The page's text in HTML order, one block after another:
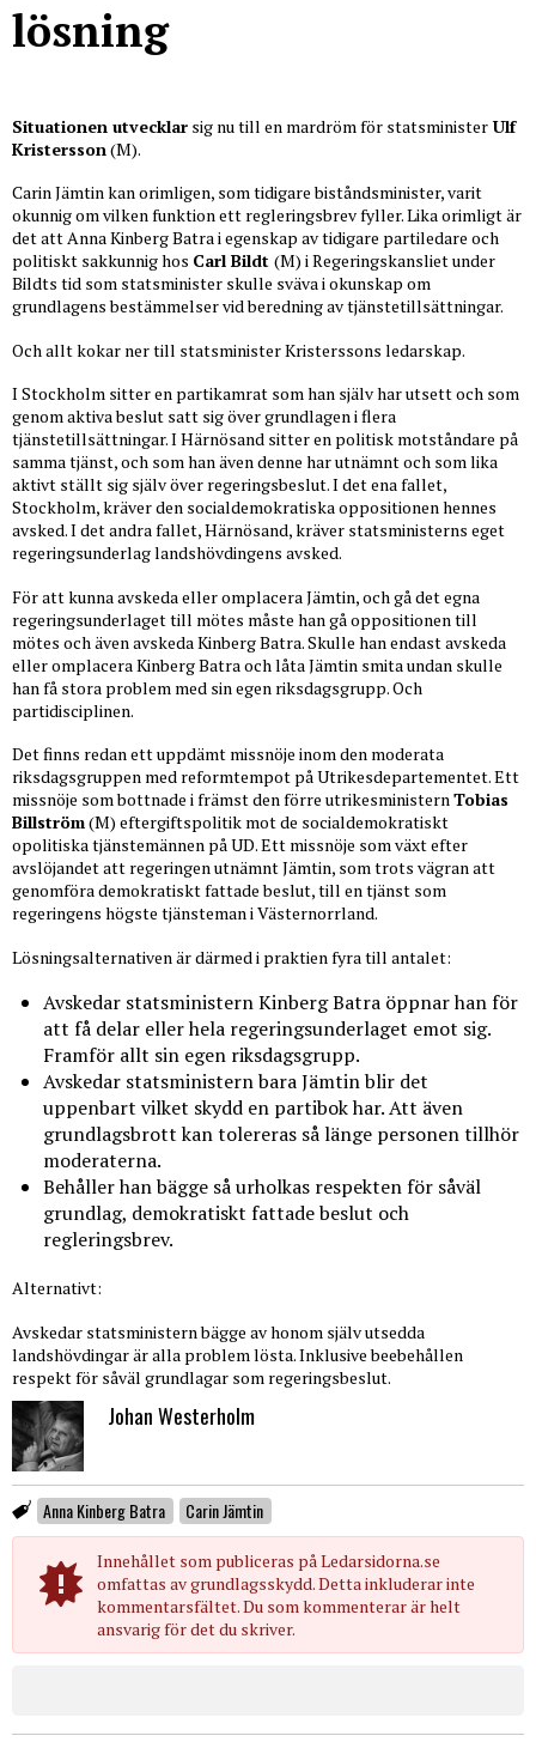
lösning
Situationen utvecklar sig nu till en mardröm för statsministerUlf
Kristersson (M).
Carin Jämtin kan orimligen, som tidigare biståndsminister, varit
okunnig om vilken funktion ett regleringsbrev fyller. Lika orimligt är
det att Anna Kinberg Batra i egenskap av tidigare partiledare och
politiskt sakkunnig hos Carl Bildt (M) i Regeringskansliet under
Bildts tid som statsminister skulle sväva i okunskap om
grundlagens bestämmelser vid beredning av tjänstetillsättningar.
Och allt kokar ner till statsminister Kristerssons ledarskap.
I Stockholm sitter en partikamrat som han själv har utsett och som
genom aktiva beslut satt sig över grundlagen i flera
tjänstetillsättningar. I Härnösand sitter en politisk motståndare på
samma tjänst, och som han även denne har utnämnt och som lika
aktivt ställt sig själv över regeringsbeslut. I det ena fallet,
Stockholm, kräver den socialdemokratiska oppositionen hennes
avsked. I det andra fallet, Härnösand, kräver statsministerns eget
regeringsunderlag landshövdingens avsked.
För att kunna avskeda eller omplacera Jämtin, och gå det egna
regeringsunderlaget till mötes måste han gå oppositionen till
mötes och även avskeda Kinberg Batra. Skulle han endast avskeda
eller omplacera Kinberg Batra och låta Jämtin smita undan skulle
han få stora problem med sin egen riksdagsgrupp. Och
partidisciplinen.
Det finns redan ett uppdämt missnöje inom den moderata
riksdagsgruppen med reformtempot på Utrikesdepartementet. Ett
missnöje som bottnade i främst den förre utrikesministernTobias
Billström(M) eftergiftspolitik mot de socialdemokratiskt
opolitiska tjänstemännen på UD. Ett missnöje som växt efter
avslöjandet att regeringen utnämnt Jämtin, som trots vägran att
genomföra demokratiskt fattade beslut, till en tjänst som
regeringens högste tjänsteman i Västernorrland.
Lösningsalternativen är därmed i praktien fyra till antalet:
Avskedar statsministern Kinberg Batra öppnar han för
att få delar eller hela regeringsunderlaget emot sig.
Framför allt sin egen riksdagsgrupp.
Avskedar statsministern bara Jämtin blir det
uppenbart vilket skydd en partibok har. Att även
grundlagsbrott kan tolereras så länge personen tillhör
moderaterna.
Behåller han bägge så urholkas respekten för såväl
grundlag, demokratiskt fattade beslut och
regleringsbrev.
Alternativt:
Avskedar statsministern bägge av honom själv utsedda
landshövdingar är alla problem lösta. Inklusive beebehållen
respekt för såväl grundlagar som regeringsbeslut.
Johan Westerholm
Anna Kinberg Batra Carin Jämtin
Innehållet som publiceras på Ledarsidorna.se
omfattas av grundlagsskydd. Detta inkluderar inte
kommentarsfältet. Du som kommenterar är helt
ansvarig för det du skriver.